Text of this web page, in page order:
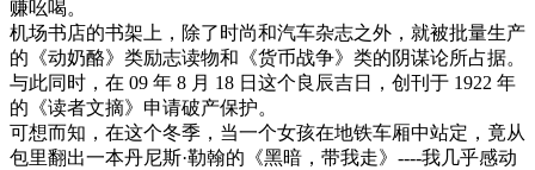
赚吆喝。
机场书店的书架上，除了时尚和汽车杂志之外，就被批量生产
的《动奶酪》类励志读物和《货币战争》类的阴谋论所占据。
与此同时，在 09 年 8 月 18 日这个良辰吉日，创刊于 1922 年
的《读者文摘》申请破产保护。
可想而知，在这个冬季，当一个女孩在地铁车厢中站定，竟从
包里翻出一本丹尼斯·勒翰的《黑暗，带我走》----我几乎感动